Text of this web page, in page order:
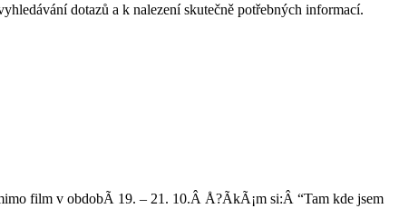
dotazů a k nalezení skutečně potřebných informací.
film v obdobÃ­ 19. – 21. 10.Â Å?Ã­kÃ¡m si:Â “Tam kde jsem